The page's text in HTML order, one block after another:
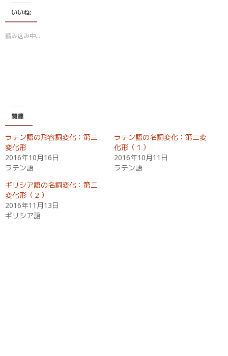
て
T
i
t
t
ウ
ン
ド
で
開
き
ま
す
)
(
い
ド
ウ
開
き
いいね:
読み込み中…
関連
ラテン語の形容詞変化：第三
変化形
2016年10月16日
ラテン語
ラテン語の名詞変化：第二変
化形（１）
2016年10月11日
ラテン語
ギリシア語の名詞変化：第二
変化形（２）
2016年11月13日
ギリシア語